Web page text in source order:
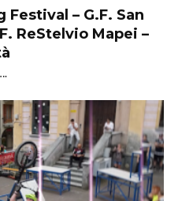
– G.F. San
ReStelvio Mapei –